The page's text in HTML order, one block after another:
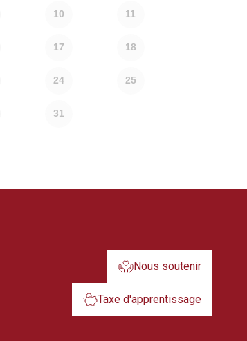
10 11
17 18
24 25
31
Nous soutenir
Taxe d'apprentissage